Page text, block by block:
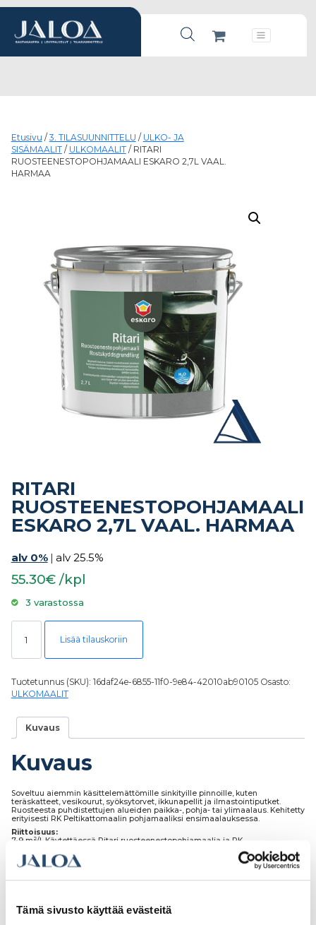
Tämä sivusto käyttää evästeitä
Products search
Päävalikko
Etusivu / 3. TILASUUNNITTELU / ULKO- JA
SISÄMAALIT/ ULKOMAALIT/ RITARI
RUOSTEENESTOPOHJAMAALI ESKARO 2,7L VAAL.
HARMAA
RITARI
RUOSTEENESTOPOHJAMAALI
ESKARO 2,7L VAAL. HARMAA
alv 0% | alv 25.5%
55.30€ /kpl
3 varastossa
RITARI RUOSTEENESTOPOHJAMAALI ESKARO 2,7L VAAL. HARMAA
Lisää tilauskoriin
Tuotetunnus (SKU): 16daf24e-6855-11f0-9e84-42010ab90105 Osasto:
ULKOMAALIT
Kuvaus
Kuvaus
Soveltuu aiemmin käsittelemättömille sinkityille pinnoille, kuten
teräskatteet, vesikourut, syöksytorvet, ikkunapellit ja ilmastointiputket.
Ruosteesta puhdistettujen alueiden paikka-, pohja- tai ylimaalaus. Kehitetty
erityisesti RK Peltikattomaalin pohjamaaliksi ensimaalauksessa.
Riittoisuus:
7-9 m 2/l. Käytettäessä Ritari ruosteenestopohjamaalia ja RK
Peltikattomaalia maalausohjeen mukaisella menekillä (7-9 m2/l) päästään
keskimäärin 35-40 µm kuivakalvon paksuuksiin per maalauskerta.